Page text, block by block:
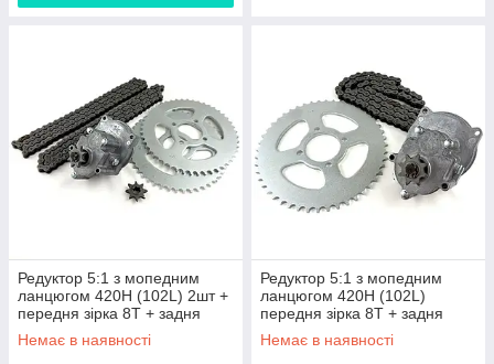
Редуктор 5:1 з мопедним
ланцюгом 420H (102L) 2шт +
передня зірка 8T + задня
зірка 48T 2шт
Немає в наявності
Редуктор 5:1 з мопедним
ланцюгом 420H (102L)
передня зірка 8T + задня
зірка 48T
Немає в наявності